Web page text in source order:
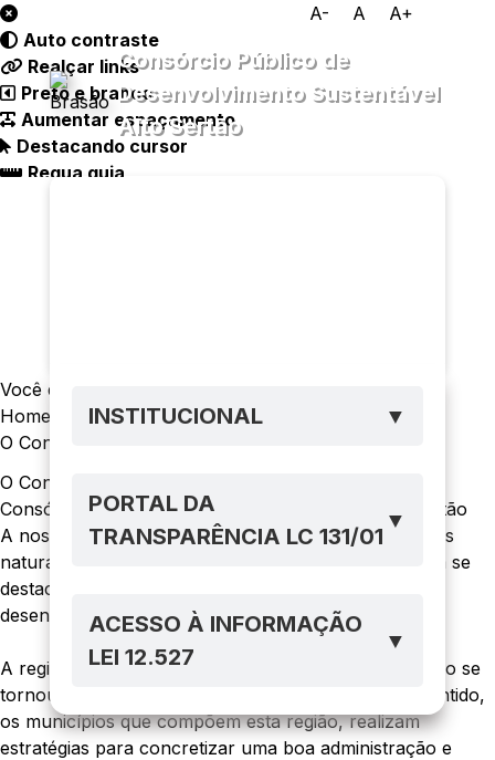
A- A A+
Consórcio Público de
Desenvolvimento Sustentável
Alto Sertão
INSTITUCIONAL ▼
PORTAL DA
TRANSPARÊNCIA LC 131/01
▼
ACESSO À INFORMAÇÃO
LEI 12.527
▼
Auto contraste
Realçar links
Preto e branco
Aumentar espaçamento
Destacando cursor
Regua guia
Você está navegando em:
Home
O Consórcio
O Consórcio
Consórcio de Desenvolvimento Sustentável Alto Sertão
A nossa Bahia, é destaque pela a sua cultura, belezas
naturais e pela sua gente alegre e acolhedora, e vem se
destacando ainda mais pelo seu potencial de
desenvolvimento e crescimento econômico.
A região do Alto Sertão localizada do sudoeste baiano se
tornou um polo de grandes investimentos. Neste sentido,
os municípios que compõem esta região, realizam
estratégias para concretizar uma boa administração e